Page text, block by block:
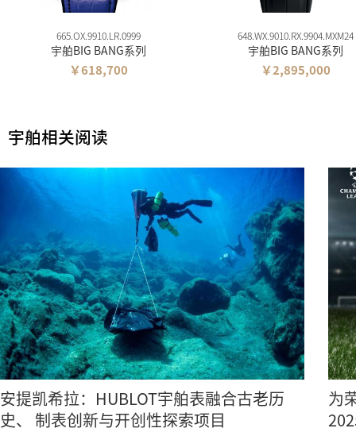
665.OX.9910.LR.0999
宇舶BIG BANG系列
￥618,700
648.WX.9010.RX.9904.MXM24
宇舶BIG BANG系列
￥2,895,000
宇舶相关阅读
安提凯希拉：HUBLOT宇舶表融合古老历
史、 制表创新与开创性探索项目
为